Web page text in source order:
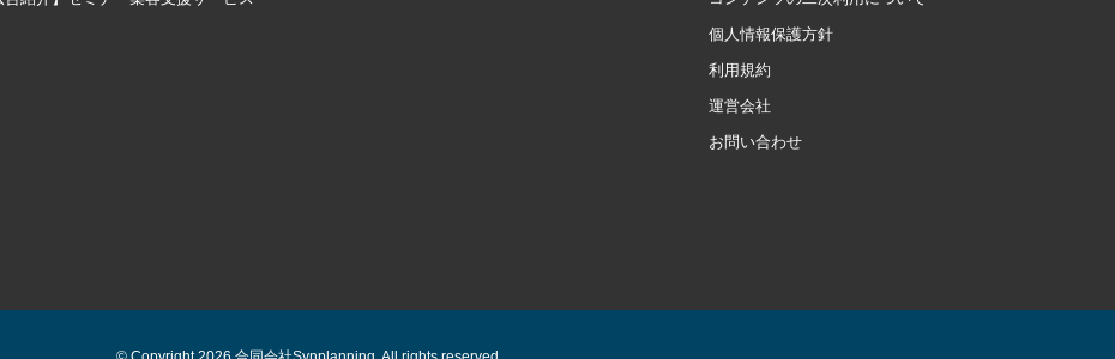
個人情報保護方針
利用規約
運営会社
お問い合わせ